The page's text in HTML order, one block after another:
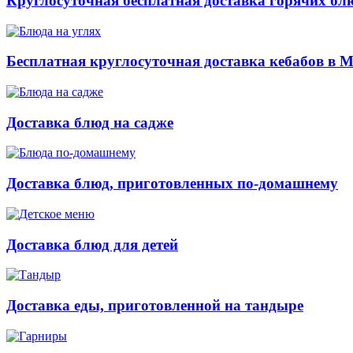
Бесплатная круглосуточная доставка кебабов в
Доставка блюд на садже
Доставка блюд, приготовленных по-домашнему
Доставка блюд для детей
Доставка еды, приготовленной на тандыре